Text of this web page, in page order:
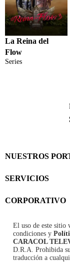
La Reina del
Flow
Series
NUESTROS
SERVICIOS
CORPORATIVO
El uso de este sitio
condiciones y
CARACOL
D.R.A. Prohibida
traducción a